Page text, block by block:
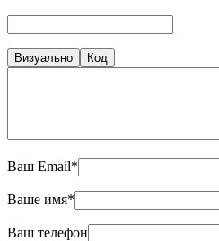
Визуально Код
Ваш Email*
Ваше имя*
Ваш телефон